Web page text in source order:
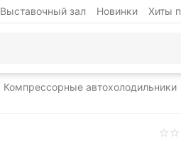
Выставочный зал Новинки Хиты
Компрессорные автохолодильники